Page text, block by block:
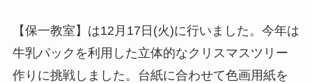
【保一教室】は12月17日(火)に行いました。今年は
牛乳パックを利用した立体的なクリスマスツリー
作りに挑戦しました。台紙に合わせて色画用紙を